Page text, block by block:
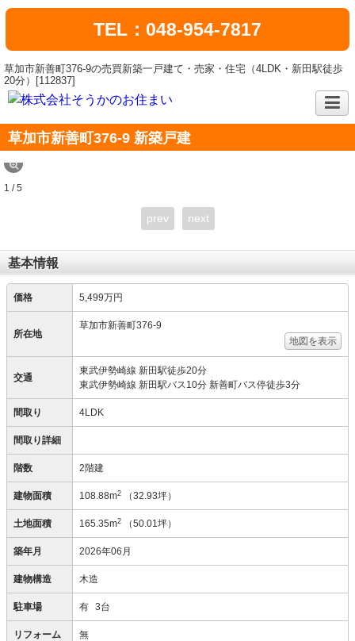
TEL：048-954-7817
草加市新善町376-9の売買新築一戸建て・売家・住宅（4LDK・新田駅徒歩
20分）[112837]
草加市新善町376-9 新築戸建
1 / 5
prev next
基本情報
価格 5,499万円
所在地
草加市新善町376-9
地図を表示
交通
東武伊勢崎線 新田駅徒歩20分
東武伊勢崎線 新田駅バス10分 新善町バス停徒歩3分
間取り 4LDK
間取り詳細
階数 2階建
建物面積 108.88m2 （32.93坪）
土地面積 165.35m2 （50.01坪）
築年月 2026年06月
建物構造 木造
駐車場 有 3台
リフォーム 無